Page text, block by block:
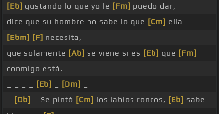
[Eb] gustando lo que yo le [Fm] puedo dar,
dice que su hombre no sabe lo que [Cm] ella _
[Ebm] [F] necesita,
que solamente [Ab] se viene si es [Eb] que [Fm]
conmigo está. _ _
[Eb] [Dm]
[Db] _ Se pintó [Cm] los labios roncos, [Eb] sabe